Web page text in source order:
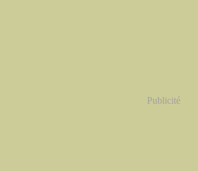
Publicité